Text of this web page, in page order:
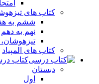
کتاب های
ششم به
نهم به دهم
کتاب های المپیاد
کتاب
دبستان
اول